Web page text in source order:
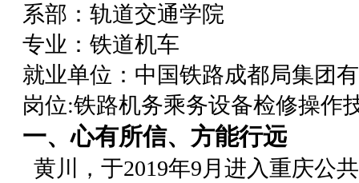
系部：轨道交通学院
专业：铁道机车
就业单位：中国铁路成都局集团
岗位:铁路机务乘务设备检修操作
一、心有所信、方能行远
黄川，于2019年9月进入重庆公